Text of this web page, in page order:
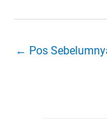
← Pos